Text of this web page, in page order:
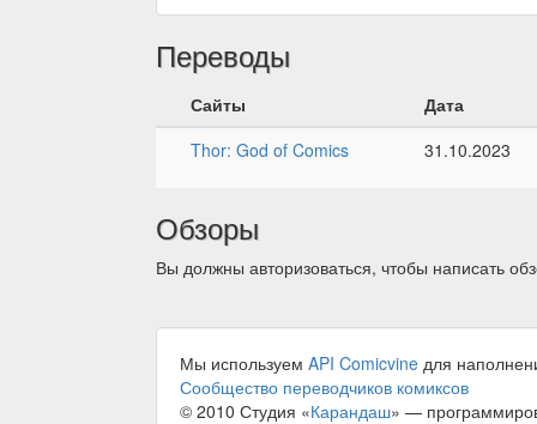
Переводы
Сайты
Дата
Thor: God of Comics
31.10.2023
Обзоры
Вы должны авторизоваться, чтобы написать
Мы используем API Comicvine для
Сообщество переводчиков комиксов
© 2010 Студия «Карандаш» —